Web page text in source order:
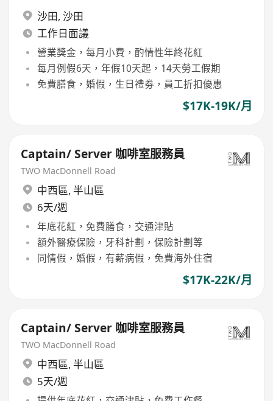
沙田, 沙田
工作日面議
營業獎金，每月小費，酌情性年終花紅
每月例假6天，年假10天起，14天勞工假期
免費膳食，婚假，生日禮劵，員工折扣優惠
$17K-19K/月
Captain/ Server 咖啡室服務員
TWO MacDonnell Road
中西區, 半山區
6天/週
年底花紅，免費膳食，交通津貼
額外醫療保險，牙科計劃，保險計劃等
同情假，婚假，有薪病假，免費海外住宿
$17K-22K/月
Captain/ Server 咖啡室服務員
TWO MacDonnell Road
中西區, 半山區
5天/週